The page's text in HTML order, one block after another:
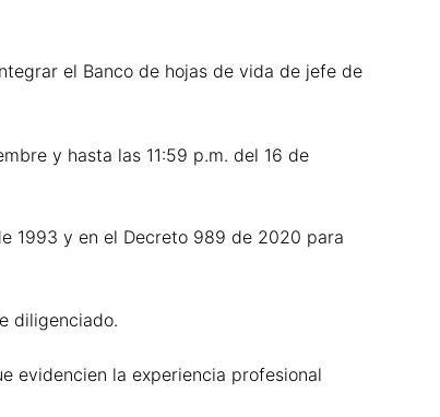
el Banco de hojas de vida de jefe de
y hasta las 11:59 p.m. del 16 de
1993 y en el Decreto 989 de 2020 para
diligenciado.
evidencien la experiencia profesional